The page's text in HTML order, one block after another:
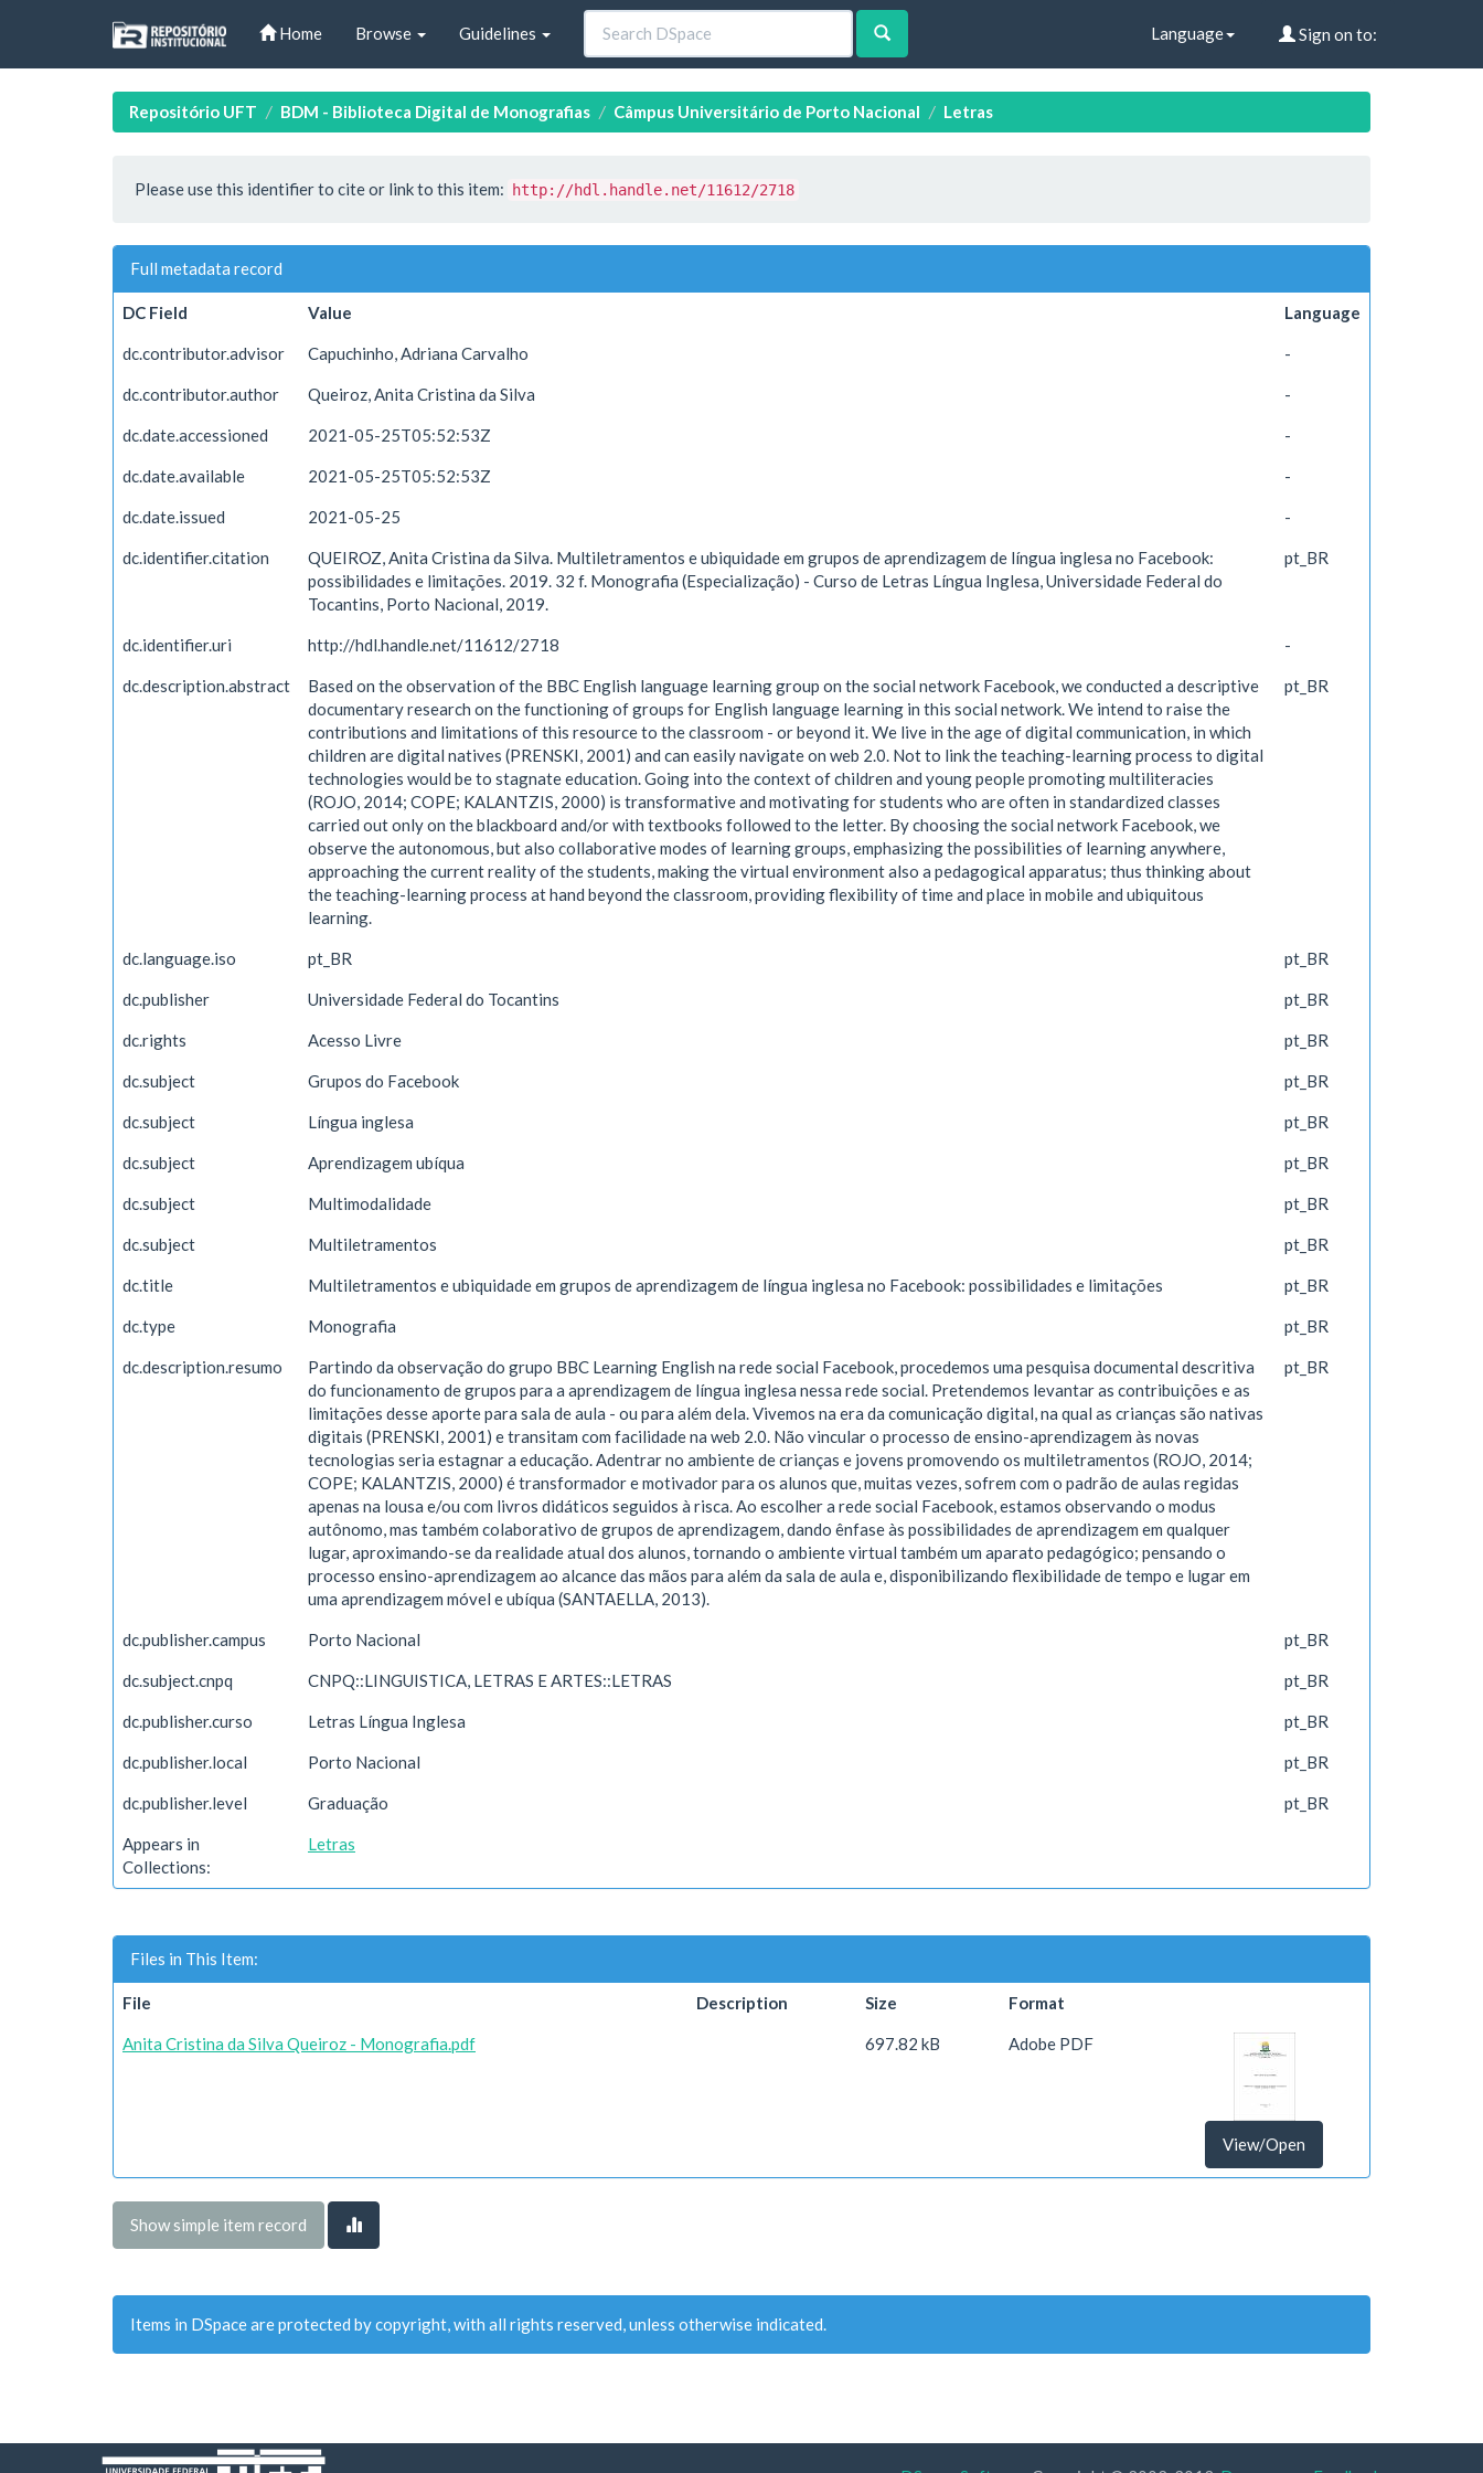
Home Browse Guidelines Language Sign on to:
Repositório UFT BDM - Biblioteca Digital de Monografias Câmpus Universitário de Porto Nacional Letras
Please use this identifier to cite or link to this item: http://hdl.handle.net/11612/2718
Full metadata record
DC Field Value Language
dc.contributor.advisor Capuchinho, Adriana Carvalho -
dc.contributor.author Queiroz, Anita Cristina da Silva -
dc.date.accessioned 2021-05-25T05:52:53Z -
dc.date.available 2021-05-25T05:52:53Z -
dc.date.issued 2021-05-25 -
dc.identifier.citation
QUEIROZ, Anita Cristina da Silva. Multiletramentos e ubiquidade em grupos de aprendizagem de língua inglesa no Facebook:
possibilidades e limitações. 2019. 32 f. Monografia (Especialização) - Curso de Letras Língua Inglesa, Universidade Federal do
Tocantins, Porto Nacional, 2019.
pt_BR
dc.identifier.uri http://hdl.handle.net/11612/2718 -
dc.description.abstract
Based on the observation of the BBC English language learning group on the social network Facebook, we conducted a descriptive
documentary research on the functioning of groups for English language learning in this social network. We intend to raise the
contributions and limitations of this resource to the classroom - or beyond it. We live in the age of digital communication, in which
children are digital natives (PRENSKI, 2001) and can easily navigate on web 2.0. Not to link the teaching-learning process to digital
technologies would be to stagnate education. Going into the context of children and young people promoting multiliteracies
(ROJO, 2014; COPE; KALANTZIS, 2000) is transformative and motivating for students who are often in standardized classes
carried out only on the blackboard and/or with textbooks followed to the letter. By choosing the social network Facebook, we
observe the autonomous, but also collaborative modes of learning groups, emphasizing the possibilities of learning anywhere,
approaching the current reality of the students, making the virtual environment also a pedagogical apparatus; thus thinking about
the teaching-learning process at hand beyond the classroom, providing flexibility of time and place in mobile and ubiquitous
learning.
pt_BR
dc.language.iso pt_BR pt_BR
dc.publisher Universidade Federal do Tocantins pt_BR
dc.rights Acesso Livre pt_BR
dc.subject Grupos do Facebook pt_BR
dc.subject Língua inglesa pt_BR
dc.subject Aprendizagem ubíqua pt_BR
dc.subject Multimodalidade pt_BR
dc.subject Multiletramentos pt_BR
dc.title Multiletramentos e ubiquidade em grupos de aprendizagem de língua inglesa no Facebook: possibilidades e limitações pt_BR
dc.type Monografia pt_BR
dc.description.resumo
Partindo da observação do grupo BBC Learning English na rede social Facebook, procedemos uma pesquisa documental descritiva
do funcionamento de grupos para a aprendizagem de língua inglesa nessa rede social. Pretendemos levantar as contribuições e as
limitações desse aporte para sala de aula - ou para além dela. Vivemos na era da comunicação digital, na qual as crianças são nativas
digitais (PRENSKI, 2001) e transitam com facilidade na web 2.0. Não vincular o processo de ensino-aprendizagem às novas
tecnologias seria estagnar a educação. Adentrar no ambiente de crianças e jovens promovendo os multiletramentos (ROJO, 2014;
COPE; KALANTZIS, 2000) é transformador e motivador para os alunos que, muitas vezes, sofrem com o padrão de aulas regidas
apenas na lousa e/ou com livros didáticos seguidos à risca. Ao escolher a rede social Facebook, estamos observando o modus
autônomo, mas também colaborativo de grupos de aprendizagem, dando ênfase às possibilidades de aprendizagem em qualquer
lugar, aproximando-se da realidade atual dos alunos, tornando o ambiente virtual também um aparato pedagógico; pensando o
processo ensino-aprendizagem ao alcance das mãos para além da sala de aula e, disponibilizando flexibilidade de tempo e lugar em
uma aprendizagem móvel e ubíqua (SANTAELLA, 2013).
pt_BR
dc.publisher.campus Porto Nacional pt_BR
dc.subject.cnpq CNPQ::LINGUISTICA, LETRAS E ARTES::LETRAS pt_BR
dc.publisher.curso Letras Língua Inglesa pt_BR
dc.publisher.local Porto Nacional pt_BR
dc.publisher.level Graduação pt_BR
Appears in
Collections:
Letras
Files in This Item:
File Description Size Format
Anita Cristina da Silva Queiroz - Monografia.pdf 697.82 kB Adobe PDF
View/Open
Show simple item record
Items in DSpace are protected by copyright, with all rights reserved, unless otherwise indicated.